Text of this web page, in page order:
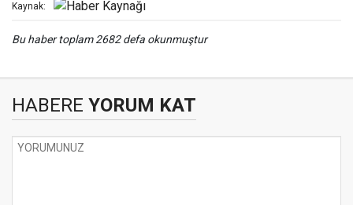
Kaynak:
Bu haber toplam 2682 defa okunmuştur
HABERE YORUM KAT